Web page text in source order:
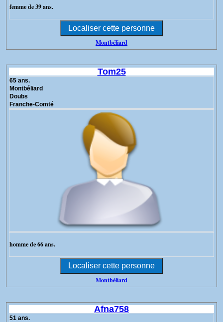
femme de 39 ans.
Montbéliard
Tom25
65 ans.
Montbéliard
Doubs
Franche-Comté
homme de 66 ans.
Montbéliard
Afna758
51 ans.